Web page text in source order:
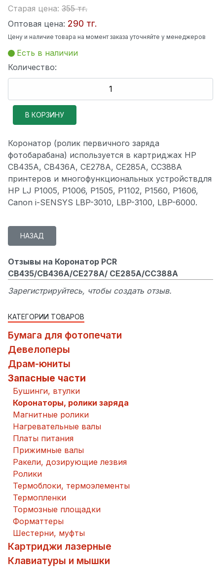
Старая цена: 355 тг.
Оптовая цена: 290 тг.
Цену и наличие товара на момент заказа уточняйте у менеджеров
Есть в наличии
Количество:
Коронатор (ролик первичного заряда
фотобарабана) используется в картриджах HP
CB435A, CB436A, CE278A, CE285A, CC388A
принтеров и многофункциональных устройствдля
HP LJ P1005, P1006, P1505, P1102, P1560, P1606,
Canon i-SENSYS LBP-3010, LBP-3100, LBP-6000.
Отзывы на Коронатор PCR
CB435/CB436A/CE278A/ CE285A/CC388A
Зарегистрируйтесь, чтобы создать отзыв.
КАТЕГОРИИ ТОВАРОВ
Бумага для фотопечати
Девелоперы
Драм-юниты
Запасные части
Бушинги, втулки
Коронаторы, ролики заряда
Магнитные ролики
Нагревательные валы
Платы питания
Прижимные валы
Ракели, дозирующие лезвия
Ролики
Термоблоки, термоэлементы
Термопленки
Тормозные площадки
Форматтеры
Шестерни, муфты
Картриджи лазерные
Клавиатуры и мышки